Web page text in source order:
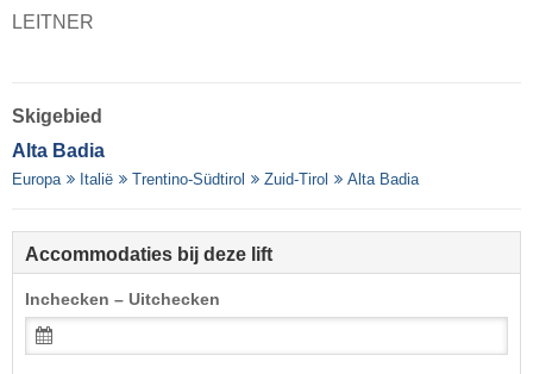
LEITNER
Skigebied
Alta Badia
Europa Italië Trentino-Südtirol Zuid-Tirol Alta Badia
Accommodaties bij deze lift
Inchecken – Uitchecken